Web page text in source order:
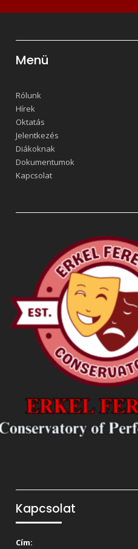
Menü
Rólunk
Hírek
Oktatás
Jelentkezés
Diákoknak
Dokumentumok
Kapcsolat
Kapcsolat
Cím: